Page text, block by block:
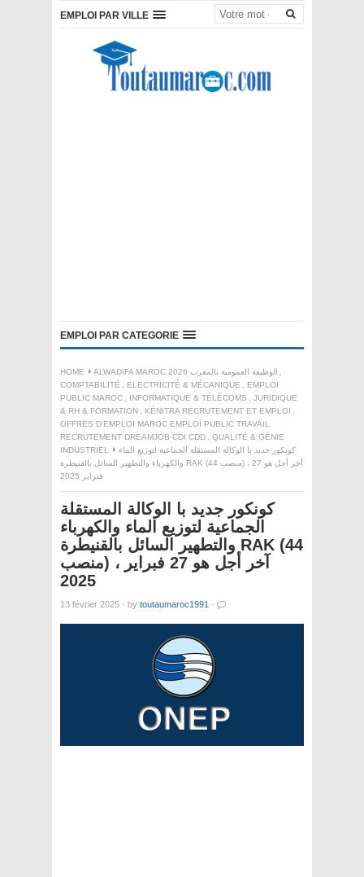
EMPLOI PAR VILLE
EMPLOI PAR CATEGORIE
HOME ALWADIFA MAROC 2026 الوظيفة العمومية بالمغرب
,
COMPTABILITÉ , ELECTRICITÉ & MÉCANIQUE , EMPLOI
PUBLIC MAROC , INFORMATIQUE & TÉLÉCOMS , JURIDIQUE
& RH & FORMATION , KÉNITRA RECRUTEMENT ET EMPLOI ,
OFFRES D'EMPLOI MAROC EMPLOI PUBLIC TRAVAIL
RECRUTEMENT DREAMJOB CDI CDD , QUALITÉ & GÉNIE
INDUSTRIEL
كونكور جديد با الوكالة المستقلة الجماعية لتوزيع الماء
والكهرباء والتطهير السائل بالقنيطرة RAK (44 منصب) ، آخر أجل هو 27
فبراير 2025
كونكور جديد با الوكالة المستقلة
الجماعية لتوزيع الماء والكهرباء
والتطهير السائل بالقنيطرة RAK (44
منصب) ، آخر أجل هو 27 فبراير
2025
13 février 2025 · by toutaumaroc1991 ·